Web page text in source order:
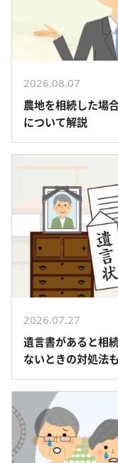
2026.08.07
農地を相続した場
について解説
2026.07.27
遺言書があると相
ないときの対処法